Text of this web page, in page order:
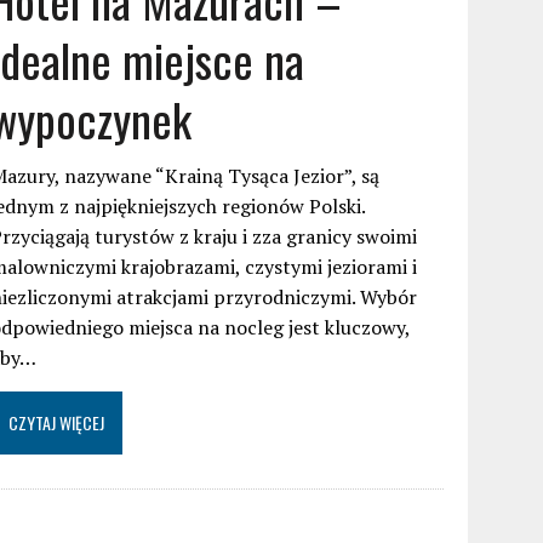
miejsce na
nazywane “Krainą Tysąca Jezior”, są
z najpiękniejszych regionów Polski.
turystów z kraju i zza granicy swoimi
krajobrazami, czystymi jeziorami i
atrakcjami przyrodniczymi. Wybór
miejsca na nocleg jest kluczowy,
CZYTAJ WIĘCEJ